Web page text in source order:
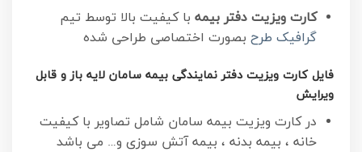
کارت ویزیت دفتر بیمهبا کیفیت بالا توسط تیم
گرافیک طرحبصورت اختصاصی طراحی شده
فایل کارت ویزیت دفتر نمایندگی بیمه سامان لایه باز و قابل
ویرایش
در کارت ویزیت بیمه سامان شامل تصاویر با کیفیت
خانه ، بیمه بدنه ، بیمه آتش سوزی و… می باشد